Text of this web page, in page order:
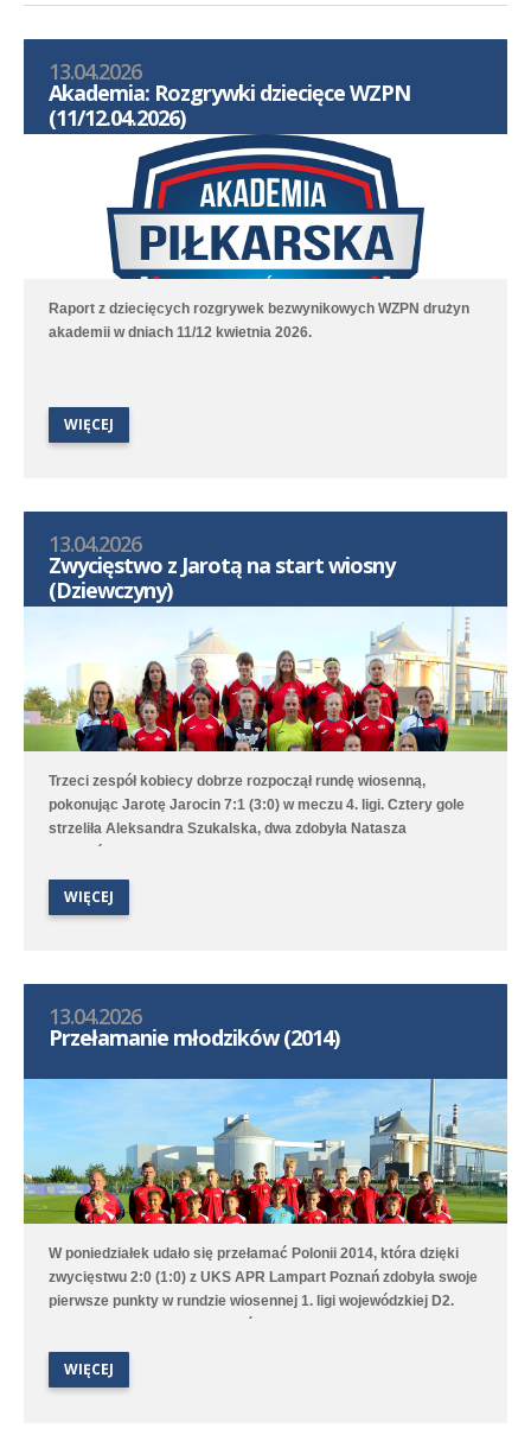
13.04.2026
Akademia: Rozgrywki dziecięce WZPN
(11/12.04.2026)
Raport z dziecięcych rozgrywek bezwynikowych WZPN drużyn
akademii w dniach 11/12 kwietnia 2026.
WIĘCEJ
13.04.2026
Zwycięstwo z Jarotą na start wiosny
(Dziewczyny)
Trzeci zespół kobiecy dobrze rozpoczął rundę wiosenną,
pokonując Jarotę Jarocin 7:1 (3:0) w meczu 4. ligi. Cztery gole
strzeliła Aleksandra Szukalska, dwa zdobyła Natasza
Szymańska, a wynik ustaliła Alicja Doros. Trampkarki przegrały
2:6 z Avią II Kamionki.
WIĘCEJ
13.04.2026
Przełamanie młodzików (2014)
W poniedziałek udało się przełamać Polonii 2014, która dzięki
zwycięstwu 2:0 (1:0) z UKS APR Lampart Poznań zdobyła swoje
pierwsze punkty w rundzie wiosennej 1. ligi wojewódzkiej D2.
Bramki na wagę trzech punktów strzelili Witold Artomski i Karol
Lechem Poznań/Dominowo-Krzykosy.
WIĘCEJ